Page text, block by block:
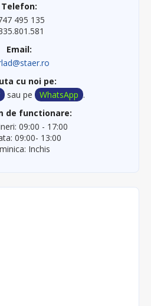
Telefon:
495 135
Email:
cu noi pe:
sau pe WhatsApp .
de functionare:
09:00 - 17:00
09:00- 13:00
Inchis